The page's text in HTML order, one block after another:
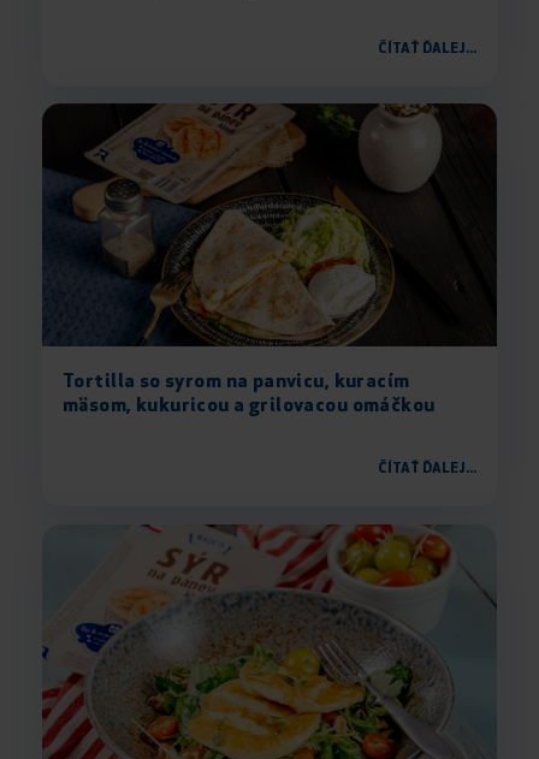
ČÍTAŤ ĎALEJ...
Tortilla so syrom na panvicu, kuracím
mäsom, kukuricou a grilovacou omáčkou
ČÍTAŤ ĎALEJ...